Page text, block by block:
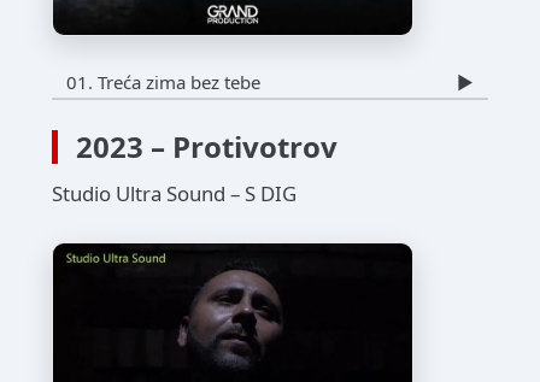
01. Treća zima bez tebe ▶️
2023 – Protivotrov
Studio Ultra Sound – S DIG